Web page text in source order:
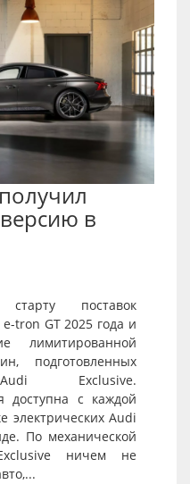
в
поставок
tron GT 2025 года и
лимитированной
подготовленных
Exclusive.
доступна с каждой
электрических Audi
По механической
ничем не